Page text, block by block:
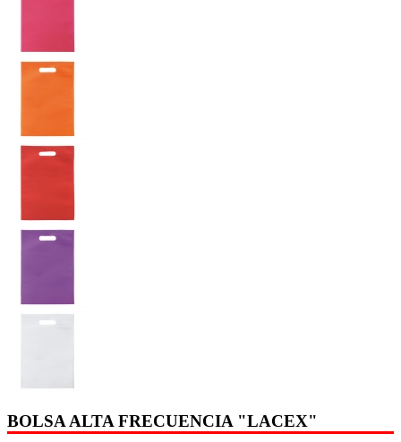
BOLSA ALTA FRECUENCIA "LACEX"